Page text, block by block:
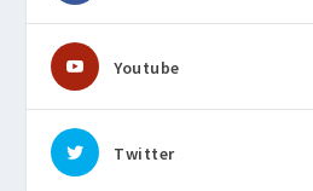
Youtube
Twitter